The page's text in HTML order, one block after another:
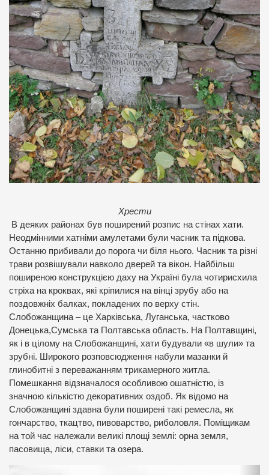
Хрести
В деяких районах був поширений розпис на стінах хати.
Неодмінними хатніми амулетами були часник та підкова.
Останню прибивали до порога чи біля нього. Часник та різні
трави розвішували навколо дверей та вікон. Найбільш
поширеною конструкцією даху на Україні була чотирисхила
стріха на кроквах, які кріпилися на вінці зрубу або на
поздовжніх балках, покладених по верху стін.
Слобожанщина – це Харківська, Луганська, частково
Донецька,Сумська та Полтавська область. На Полтавщині,
як і в цілому на Слобожанщині, хати будували «в шули» та
зрубні. Широкого розповсюдження набули мазанки й
глинобитні з переважанням трикамерного житла.
Помешкання відзначалося особливою ошатністю, із
значною кількістю декоративних оздоб. Як відомо на
Слобожанщині здавна були поширені такі ремесла, як
гончарство, ткацтво, пивоварство, риболовля. Поміщикам
на той час належали великі площі землі: орна земля,
пасовища, ліси, ставки та озера.